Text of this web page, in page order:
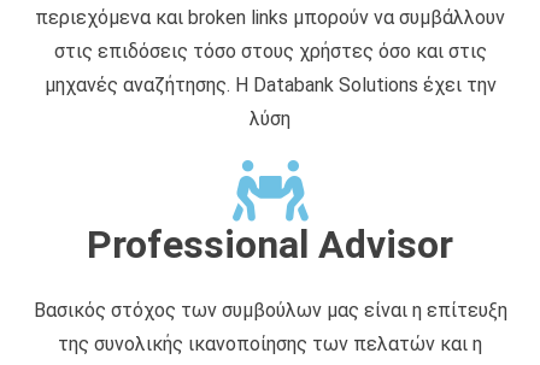
περιεχόμενα και broken links μπορούν να συμβάλλουν
στις επιδόσεις τόσο στους χρήστες όσο και στις
μηχανές αναζήτησης. Η Databank Solutions έχει την
λύση
Professional Advisor
Βασικός στόχος των συμβούλων μας είναι η επίτευξη
της συνολικής ικανοποίησης των πελατών και η